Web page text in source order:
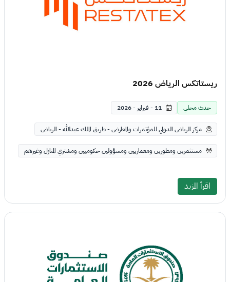
ريستاتكس الرياض 2026
حدث محلي 11 - فبراير - 2026
مركز الرياض الدولي للمؤتمرات والمعارض - طريق الملك عبدالله - الرياض
مستثمرين ومطورين ومعماريين ومسؤولين حكوميين ومشتري المنازل وغيرهم
اقرأ المزيد